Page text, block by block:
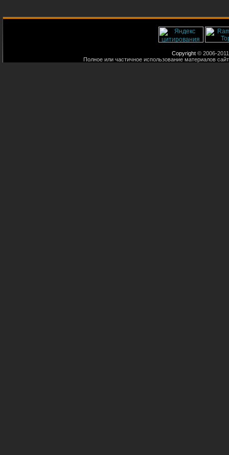
Copyright © 2006-
Полное или частичное использование материалов